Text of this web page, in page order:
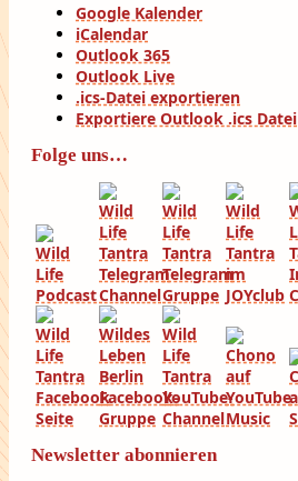
Google Kalender
iCalendar
Outlook 365
Outlook Live
.ics-Datei exportieren
Exportiere Outlook .ics Datei
Folge uns…
Newsletter abonnieren